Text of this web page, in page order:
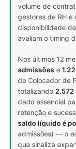
volume de
gestores de RH e
disponibilidade
avaliam o timing
Nos últimos 12
admissões e
de Colocador de
totalizando 2.572
dado essencial
retenção e
saldo líquido é
admissões) — o
que sinaliza